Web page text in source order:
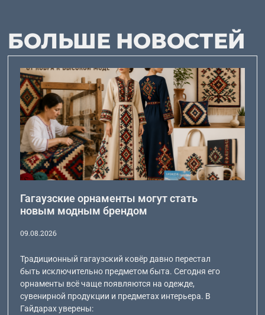
БОЛЬШЕ НОВОСТЕЙ
Гагаузские орнаменты могут стать
новым модным брендом
09.08.2026
Традиционный гагаузский ковёр давно перестал
быть исключительно предметом быта. Сегодня его
орнаменты всё чаще появляются на одежде,
сувенирной продукции и предметах интерьера. В
Гайдарах уверены: